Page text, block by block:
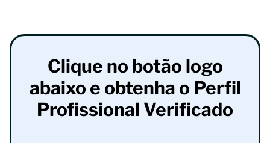
Clique no botão logo
abaixo e obtenha o Perfil
Profissional Verificado